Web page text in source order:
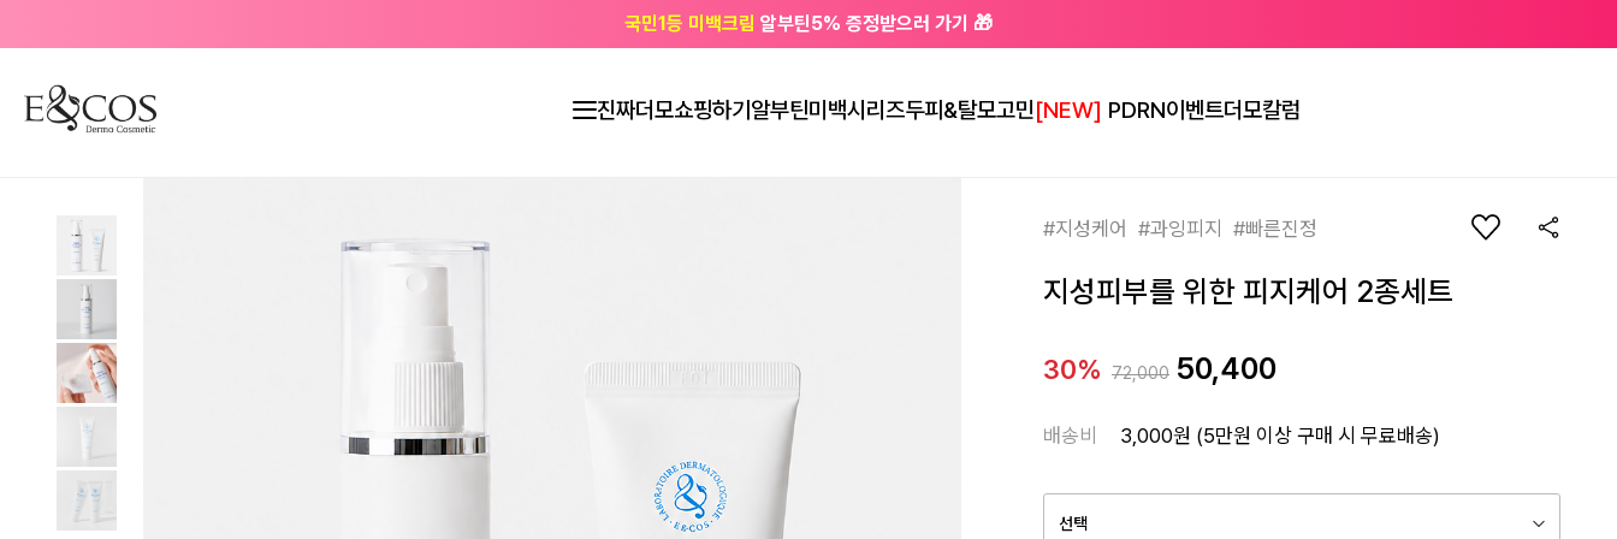
국민1등 미백크림 알부틴5% 증정받으러 가기 🎁
진짜더모쇼핑하기 알부틴미백시리즈두피&탈모고민[NEW] PDRN이벤트더모칼럼
#지성케어 #과잉피지 #빠른진정
지성피부를 위한 피지케어 2종세트
30% 72,000 50,400
배송비 3,000원 (5만원 이상 구매 시 무료배송)